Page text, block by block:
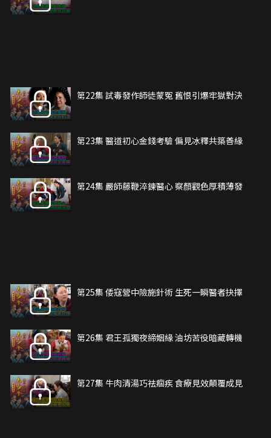
第22集 試毒發作師徒蒙冤 舊恨引爆牢獄對決
第23集 醫道初心金錢考驗 偏見冰釋共築善緣
第24集 嚴師藤鞭淬鍊醫心 察顏觀色厚積薄發
第25集 倭寇營中險施針術 生死一瞬醫者抉擇
第26集 君王孤獨夜締姻緣 油坊苦役暗藏轉機
第27集 牛肉清湯巧祛痼疾 食療見效顛覆成見